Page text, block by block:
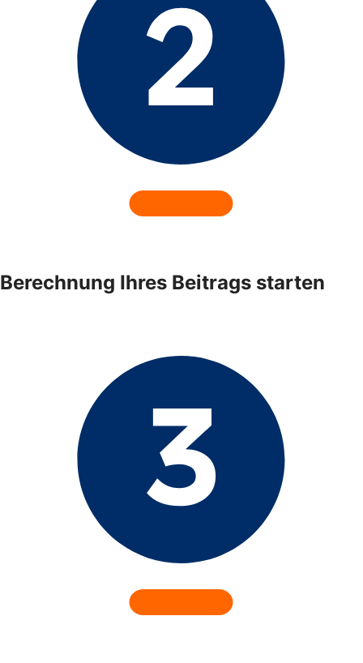
Berechnung Ihres Beitrags starten